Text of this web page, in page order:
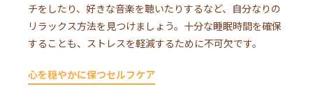
チをしたり、好きな音楽を聴いたりするなど、自分なりの
リラックス方法を見つけましょう。十分な睡眠時間を確保
することも、ストレスを軽減するために不可欠です。
心を穏やかに保つセルフケア